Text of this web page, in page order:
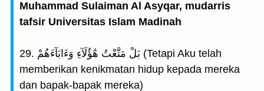
Muhammad Sulaiman Al Asyqar, mudarris
tafsir Universitas Islam Madinah
29. بَلْ مَتَّعْتُ هٰٓؤُلَآءِ وَءَابَآءَهُمْ (Tetapi Aku telah
memberikan kenikmatan hidup kepada mereka
dan bapak-bapak mereka)